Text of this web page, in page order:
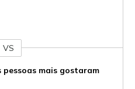
VS
mais gostaram